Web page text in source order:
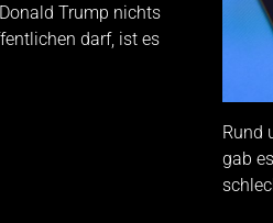
Trump nichts
darf, ist es
Rund
gab